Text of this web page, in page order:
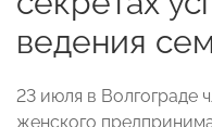
ведения
23 июля в Волгограде
женского